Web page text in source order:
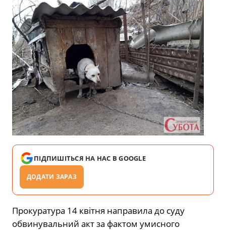
ПІДПИШІТЬСЯ НА НАС В GOOGLE
ДОДАТИ ЗАРАЗ
Прокуратура 14 квітня направила до суду
обвинувальний акт за фактом умисного